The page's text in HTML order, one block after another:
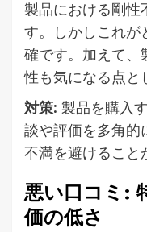
製品における剛性
す。しかしこれが
確です。加えて、
性も気になる点と
対策: 製品を購入
談や評価を多角的
不満を避けること
悪い口コミ:
価の低さ